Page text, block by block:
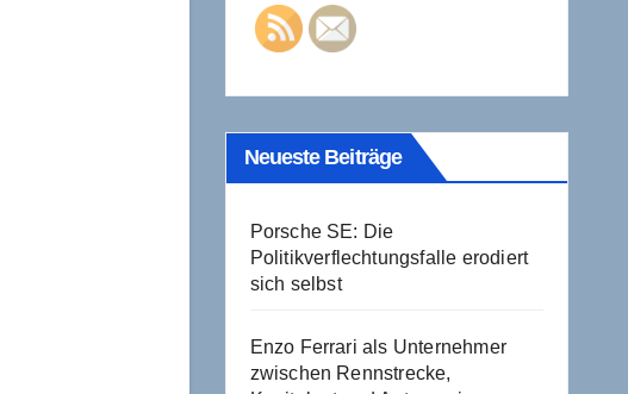
Neueste Beiträge
Porsche SE: Die
Politikverflechtungsfalle erodiert
sich selbst
Enzo Ferrari als Unternehmer
zwischen Rennstrecke,